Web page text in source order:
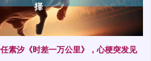
素汐《时差一万公里》，心梗突发见